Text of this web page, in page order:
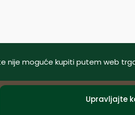
Upravljajte
nije moguće kupiti putem web
Informacije